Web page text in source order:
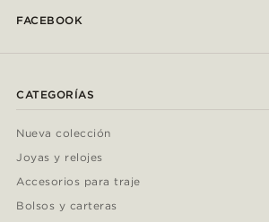
FACEBOOK
CATEGORÍAS
Nueva colección
Joyas y relojes
Accesorios para traje
Bolsos y carteras